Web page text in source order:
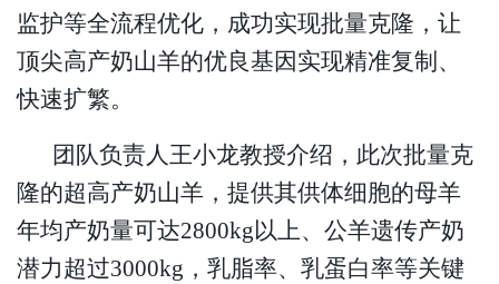
监护等全流程优化，成功实现批量克隆，让
顶尖高产奶山羊的优良基因实现精准复制、
快速扩繁。
团队负责人王小龙教授介绍，此次批量克
隆的超高产奶山羊，提供其供体细胞的母羊
年均产奶量可达2800kg以上、公羊遗传产奶
潜力超过3000kg ，乳脂率、乳蛋白率等关键